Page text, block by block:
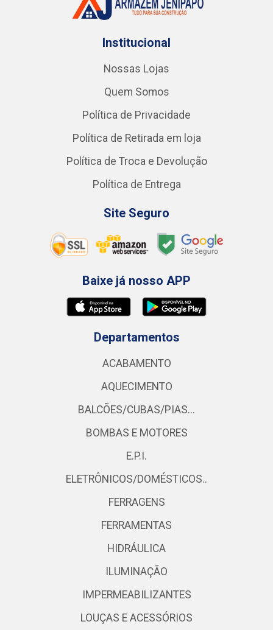
Institucional
Nossas Lojas
Quem Somos
Política de Privacidade
Política de Retirada em loja
Política de Troca e Devolução
Política de Entrega
Site Seguro
Baixe já nosso APP
Departamentos
ACABAMENTO
AQUECIMENTO
BALCÕES/CUBAS/PIAS...
BOMBAS E MOTORES
E.P.I.
ELETRÔNICOS/DOMÉSTICOS..
FERRAGENS
FERRAMENTAS
HIDRÁULICA
ILUMINAÇÃO
IMPERMEABILIZANTES
LOUÇAS E ACESSÓRIOS